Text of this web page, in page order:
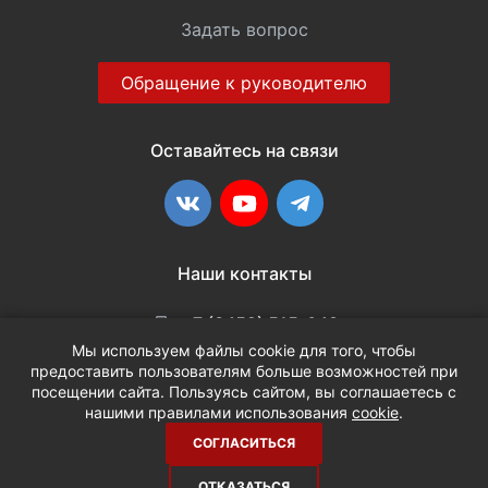
Мы используем файлы cookie для того, чтобы
предоставить пользователям больше возможностей при
посещении сайта. Пользуясь сайтом, вы соглашаетесь с
нашими правилами использования cookie.
СОГЛАСИТЬСЯ
Задать вопрос
Обращение к руководителю
Оставайтесь на связи
ВКонтакте
YouTubeTelegram
Наши контакты
+7 (3452) 515-048
info@terria.ru